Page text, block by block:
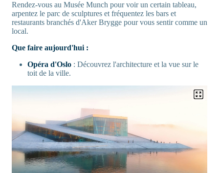
Rendez-vous au Musée Munch pour voir un certain tableau,
arpentez le parc de sculptures et fréquentez les bars et
restaurants branchés d'Aker Brygge pour vous sentir comme un
local.
Que faire aujourd'hui :
Opéra d'Oslo : Découvrez l'architecture et la vue sur le
toit de la ville.